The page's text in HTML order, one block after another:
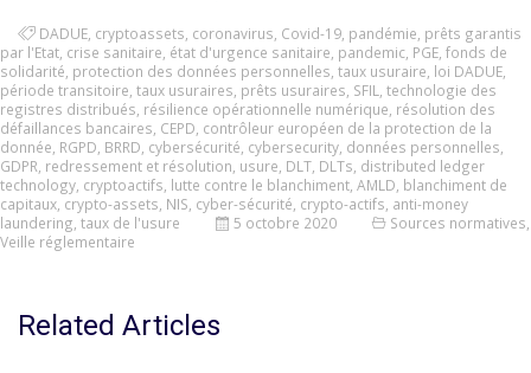
DADUE cryptoassets coronavirus Covid-19 pandémie prêts garantis
par l'Etat crise sanitaire état d'urgence sanitaire pandemic PGE fonds de
solidarité protection des données personnelles taux usuraire loi DADUE
période transitoire taux usuraires prêts usuraires SFIL
technologie des
registres distribués résilience opérationnelle numérique résolution des
défaillances bancaires CEPD contrôleur européen de la protection de la
donnée RGPD BRRD cybersécurité cybersecurity données personnelles
GDPR redressement et résolution usure DLT DLTs distributed ledger
technology cryptoactifs lutte contre le blanchiment AMLD blanchiment de
capitaux crypto-assets NIS cyber-sécurité crypto-actifs anti-money
laundering taux de l'usure 5 octobre 2020 Sources normatives
Veille réglementaire
Related Articles